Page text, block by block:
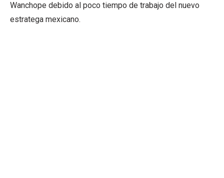
Wanchope debido al poco tiempo de trabajo del nuevo
estratega mexicano.